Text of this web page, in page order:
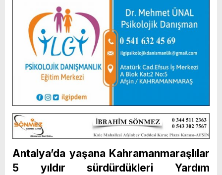
Antalya’da yaşana Kahramanmaraşlılar
5 yıldır sürdürdükleri Yardım